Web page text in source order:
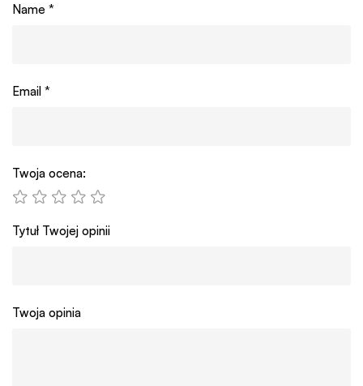
Name *
Email *
Twoja ocena:
Tytuł Twojej opinii
Twoja opinia